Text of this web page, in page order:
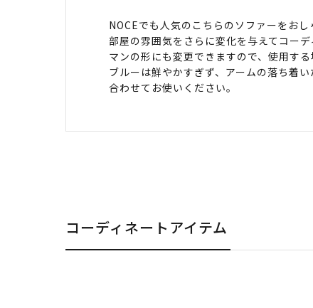
NOCEでも人気のこちらのソファーをお
部屋の雰囲気をさらに変化を与えてコー
マンの形にも変更できますので、使用す
ブルーは鮮やかすぎず、アームの落ち着
合わせてお使いください。
コーディネートアイテム